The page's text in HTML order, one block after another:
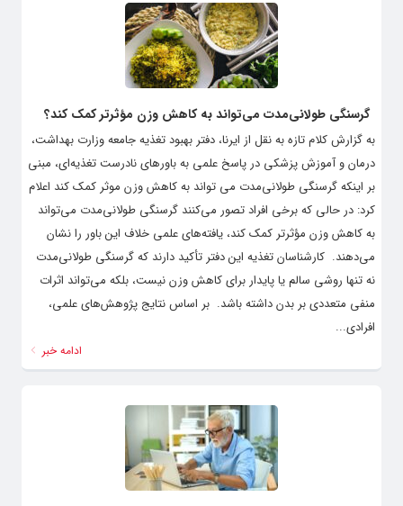
گرسنگی طولانی‌مدت می‌تواند به کاهش وزن مؤثرتر کمک کند؟
به گزارش کلام تازه به نقل از ایرنا، دفتر بهبود تغذیه جامعه وزارت بهداشت،
درمان و آموزش پزشکی در پاسخ علمی به باورهای نادرست تغذیه‌ای، مبنی
بر اینکه گرسنگی طولانی‌مدت می تواند به کاهش وزن موثر کمک کند اعلام
کرد: در حالی که برخی افراد تصور می‌کنند گرسنگی طولانی‌مدت می‌تواند
به کاهش وزن مؤثرتر کمک کند، یافته‌های علمی خلاف این باور را نشان
می‌دهند. ‌ کارشناسان تغذیه این دفتر تأکید دارند که گرسنگی طولانی‌مدت
نه تنها روشی سالم یا پایدار برای کاهش وزن نیست، بلکه می‌تواند اثرات
منفی متعددی بر بدن داشته باشد. ‌ بر اساس نتایج پژوهش‌های علمی،
افرادی...
ادامه خبر